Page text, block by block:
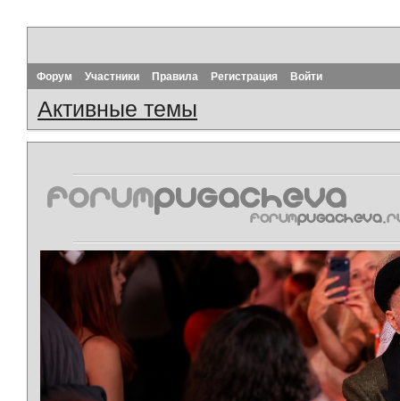
Форум Участники Правила Регистрация Войти
Активные темы